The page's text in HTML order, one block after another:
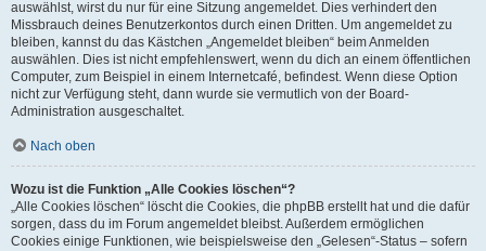
auswählst, wirst du nur für eine Sitzung angemeldet. Dies verhindert den
Missbrauch deines Benutzerkontos durch einen Dritten. Um angemeldet zu
bleiben, kannst du das Kästchen „Angemeldet bleiben“ beim Anmelden
auswählen. Dies ist nicht empfehlenswert, wenn du dich an einem öffentlichen
Computer, zum Beispiel in einem Internetcafé, befindest. Wenn diese Option
nicht zur Verfügung steht, dann wurde sie vermutlich von der Board-
Administration ausgeschaltet.
Nach oben
Wozu ist die Funktion „Alle Cookies löschen“?
„Alle Cookies löschen“ löscht die Cookies, die phpBB erstellt hat und die dafür
sorgen, dass du im Forum angemeldet bleibst. Außerdem ermöglichen
Cookies einige Funktionen, wie beispielsweise den „Gelesen“-Status – sofern